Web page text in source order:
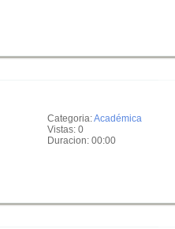
Categoria:Académica
Vistas: 0
Duracion: 00:00